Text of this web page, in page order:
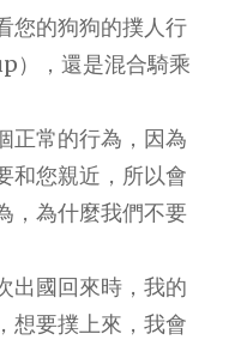
您的狗狗的撲人行
），還是混合騎乘
正常的行為，因為
和您親近，所以會
，為什麼我們不要
出國回來時，我的
想要撲上來，我會